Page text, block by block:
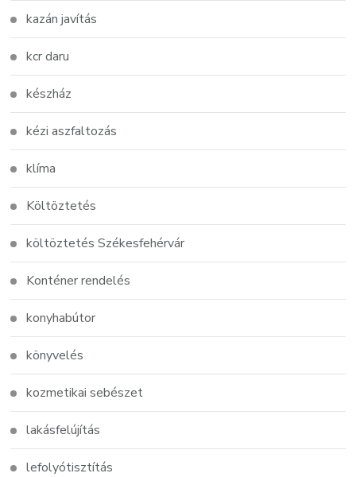
kazán javítás
kcr daru
készház
kézi aszfaltozás
klíma
Költöztetés
költöztetés Székesfehérvár
Konténer rendelés
konyhabútor
könyvelés
kozmetikai sebészet
lakásfelújítás
lefolyótisztítás